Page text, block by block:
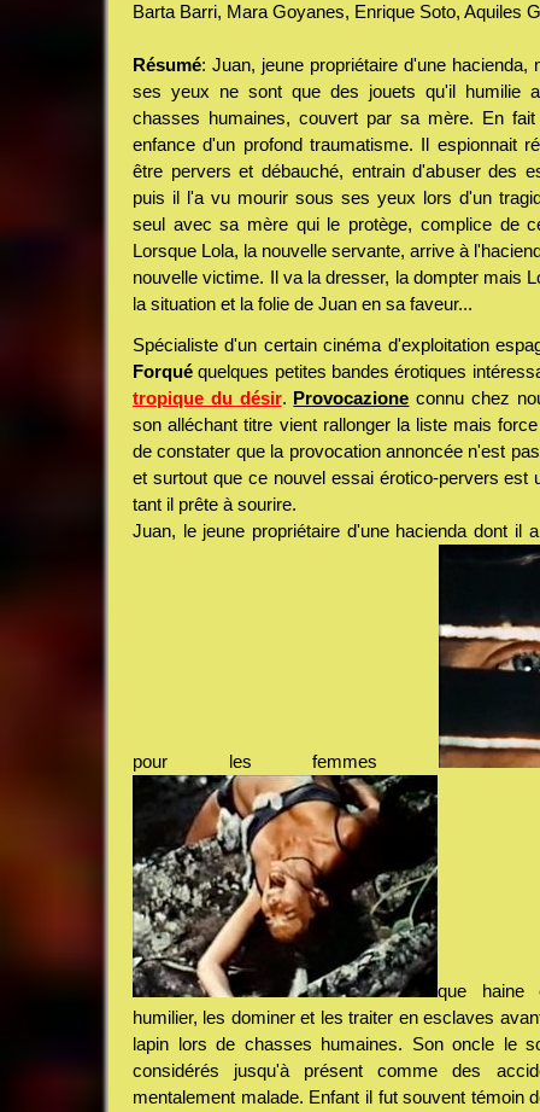
Barta Barri, Mara Goyanes, Enrique Soto, Aquiles
Résumé: Juan, jeune propriétaire d'une
ses yeux ne sont que des jouets qu'il humilie
chasses humaines, couvert par sa mère. En
enfance d'un profond traumatisme. Il espionnait
être pervers et débauché, entrain d'abuser des
puis il l'a vu mourir sous ses yeux lors d'un
seul avec sa mère qui le protège, complice de
Lorsque Lola, la nouvelle servante, arrive à
nouvelle victime. Il va la dresser, la dompter mais
la situation et la folie de Juan en sa faveur...
Spécialiste d'un certain cinéma d'exploitation
Forqué quelques petites bandes érotiques
tropique du désir. Provocazione connu chez
son alléchant titre vient rallonger la liste mais
de constater que la provocation annoncée n'est
et surtout que ce nouvel essai érotico-pervers est
tant il prête à sourire.
Juan, le jeune propriétaire d'une hacienda dont il
pour les femmes
que haine
humilier, les dominer et les traiter en esclaves
lapin lors de chasses humaines. Son oncle le
considérés jusqu'à présent comme des
mentalement malade. Enfant il fut souvent témoin